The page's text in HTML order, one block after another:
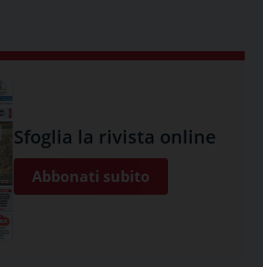
Sfoglia la rivista online
Abbonati subito